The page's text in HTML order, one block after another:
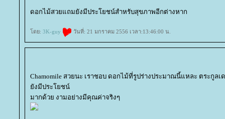
ดอกไม้สวยแถมยังมีประโยชน์สำหรับสุขภาพอีกต่างหาก
ดย: 3K-guy วันที่: 21 มกราคม 2556 เวลา:13:46:00 น.
Chamomile สวยนะ เราชอบ ดอกไม้ที่รูปร่างประมาณนี้แหละ ตระกูล
ังมีประโยชน์
มากด้วย งามอย่างมีคุณค่าจริงๆ